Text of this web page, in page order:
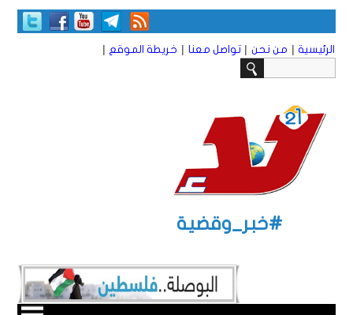
الرئيسية | من نحن | تواصل معنا | خريطة الموقع |
#خبر_وقضية